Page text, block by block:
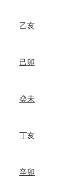
乙亥
己卯
癸未
丁亥
辛卯